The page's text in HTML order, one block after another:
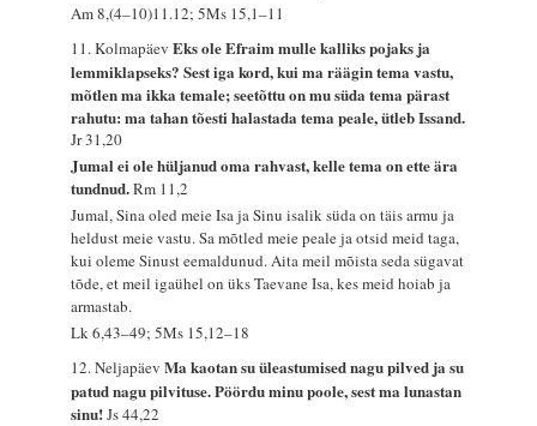
Am 8,(4–10)11.12; 5Ms 15,1–11
11. KolmapäevEks ole Efraim mulle kalliks pojaks ja
lemmiklapseks? Sest iga kord, kui ma räägin tema vastu,
mõtlen ma ikka temale; seetõttu on mu süda tema pärast
rahutu: ma tahan tõesti halastada tema peale, ütleb Issand.
Jr 31,20
Jumal ei ole hüljanud oma rahvast, kelle tema on ette ära
tundnud.Rm 11,2
Jumal, Sina oled meie Isa ja Sinu isalik süda on täis armu ja
heldust meie vastu. Sa mõtled meie peale ja otsid meid taga,
kui oleme Sinust eemaldunud. Aita meil mõista seda sügavat
tõde, et meil igaühel on üks Taevane Isa, kes meid hoiab ja
armastab.
Lk 6,43–49; 5Ms 15,12–18
12. NeljapäevMa kaotan su üleastumised nagu pilved ja su
patud nagu pilvituse. Pöördu minu poole, sest ma lunastan
sinu!Js 44,22